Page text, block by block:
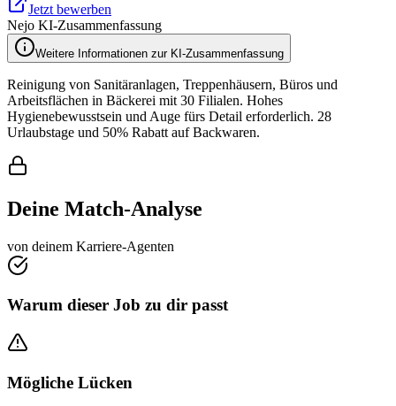
Jetzt bewerben
Nejo KI-Zusammenfassung
Weitere Informationen zur KI-Zusammenfassung
Reinigung von Sanitäranlagen, Treppenhäusern, Büros und
Arbeitsflächen in Bäckerei mit 30 Filialen. Hohes
Hygienebewusstsein und Auge fürs Detail erforderlich. 28
Urlaubstage und 50% Rabatt auf Backwaren.
Deine Match-Analyse
von deinem Karriere-Agenten
Warum dieser Job zu dir passt
Mögliche Lücken